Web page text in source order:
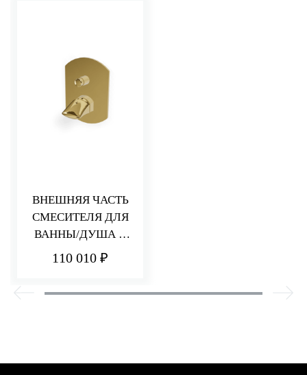
ВНЕШНЯЯ ЧАСТЬ
СМЕСИТЕЛЯ ДЛЯ
ВАННЫ/ДУША С
ПЕРЕКЛЮЧАТЕЛЕ
110 010 ₽